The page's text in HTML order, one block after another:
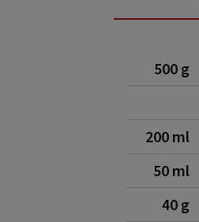
500 g
200 ml
50 ml
40 g